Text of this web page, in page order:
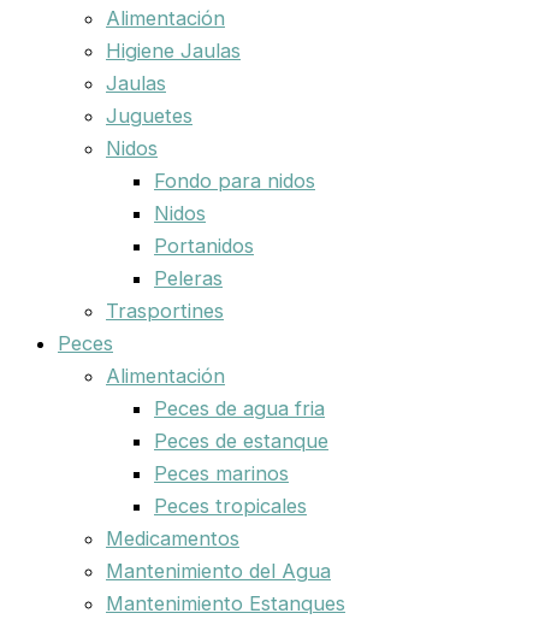
Alimentación
Higiene Jaulas
Jaulas
Juguetes
Nidos
Fondo para nidos
Nidos
Portanidos
Peleras
Trasportines
Peces
Alimentación
Peces de agua fria
Peces de estanque
Peces marinos
Peces tropicales
Medicamentos
Mantenimiento del Agua
Mantenimiento Estanques